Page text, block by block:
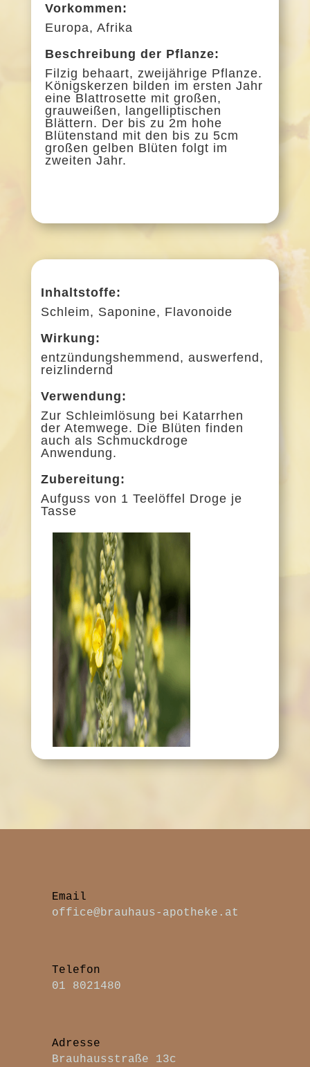
Vorkommen:
Europa, Afrika
Beschreibung der Pflanze:
Filzig behaart, zweijährige Pflanze.
Königskerzen bilden im ersten Jahr
eine Blattrosette mit großen,
grauweißen, langelliptischen
Blättern. Der bis zu 2m hohe
Blütenstand mit den bis zu 5cm
großen gelben Blüten folgt im
zweiten Jahr.
Inhaltstoffe:
Schleim, Saponine, Flavonoide
Wirkung:
entzündungshemmend, auswerfend,
reizlindernd
Verwendung:
Zur Schleimlösung bei Katarrhen
der Atemwege. Die Blüten finden
auch als Schmuckdroge
Anwendung.
Zubereitung:
Aufguss von 1 Teelöffel Droge je
Tasse
office@brauhaus-apotheke.at
Telefon
01 8021480
Adresse
Brauhausstraße 13c